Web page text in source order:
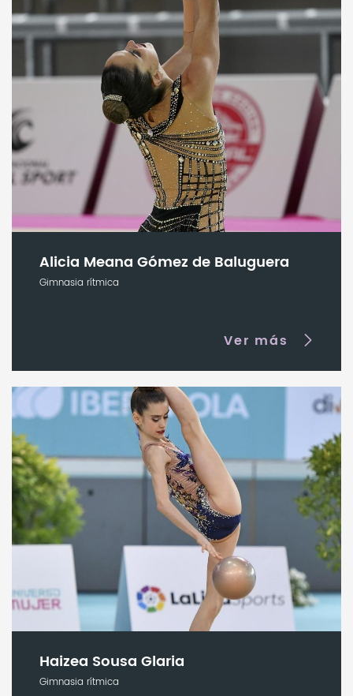
Alicia Meana Gómez de Baluguera
Gimnasia rítmica
Ver más
Haizea Sousa Glaria
Gimnasia rítmica